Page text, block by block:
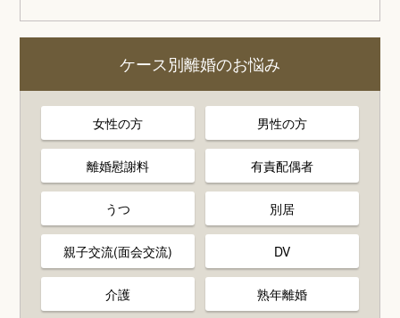
ケース別離婚のお悩み
女性の方 男性の方
離婚慰謝料 有責配偶者
うつ 別居
親子交流(面会交流) DV
介護 熟年離婚